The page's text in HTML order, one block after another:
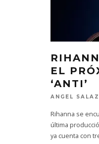
EL
‘ANTI’
ANGEL
Rihanna se
última
ya cuenta con